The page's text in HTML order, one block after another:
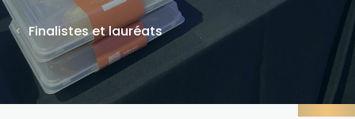
Finalistes et lauréats